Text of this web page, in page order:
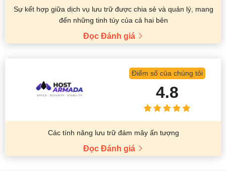
Sự kết hợp giữa dịch vụ lưu trữ được chia sẻ và quản lý, mang
đến những tinh túy của cả hai bên
Đọc Đánh giá
Điểm số của chúng tôi
4.8
Các tính năng lưu trữ đám mây ấn tượng
Đọc Đánh giá